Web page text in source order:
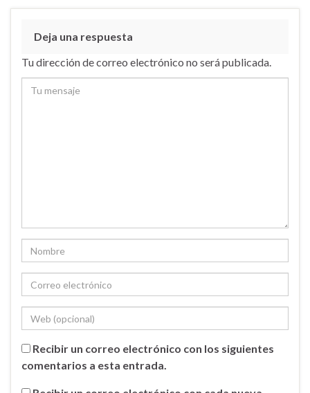
Deja una respuesta
Tu dirección de correo electrónico no será publicada.
Recibir un correo electrónico con los siguientes
comentarios a esta entrada.